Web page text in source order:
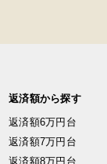
返済額から探す
返済額6万円台
返済額7万円台
返済額8万円台